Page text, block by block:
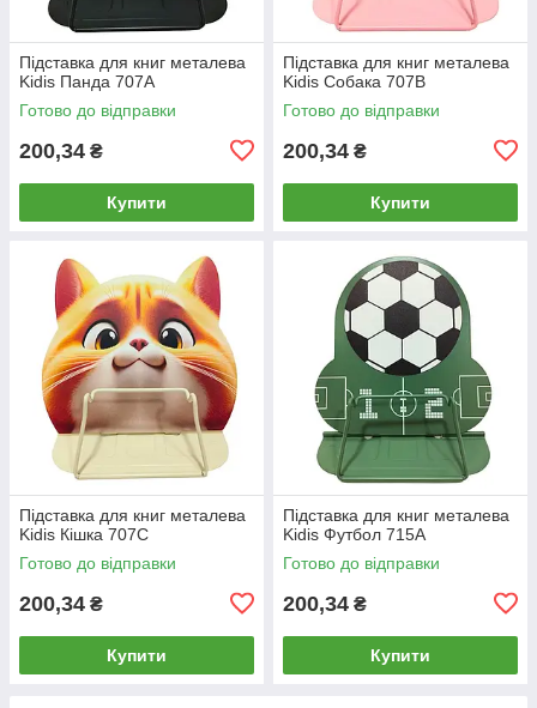
Підставка для книг металева
Kidis Панда 707A
Готово до відправки
200,34 ₴
Купити
Підставка для книг металева
Kidis Собака 707B
Готово до відправки
200,34 ₴
Купити
Підставка для книг металева
Kidis Кішка 707C
Готово до відправки
200,34 ₴
Купити
Підставка для книг металева
Kidis Футбол 715A
Готово до відправки
200,34 ₴
Купити